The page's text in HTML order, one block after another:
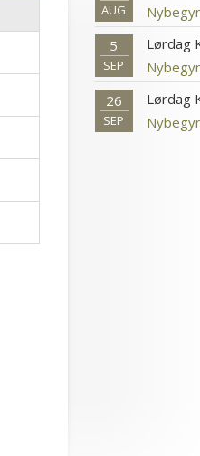
AUG
5
SEP
Lørdag
26
SEP
Lørdag